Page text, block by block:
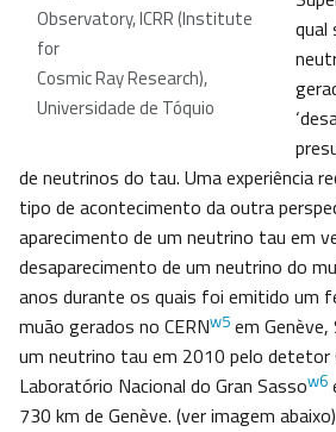
Observatory, ICRR (Institute
for
Cosmic Ray Research),
Universidade de Tóquio
qual
de neutrinos do tau. Uma experiência
tipo de acontecimento da outra
aparecimento de um neutrino tau em
desaparecimento de um neutrino do
anos durante os quais foi emitido um
muão gerados no CERNw5 em
um neutrino tau em 2010 pelo detetor
Laboratório Nacional do Gran Sassow6
730 km de Genève. (ver imagem